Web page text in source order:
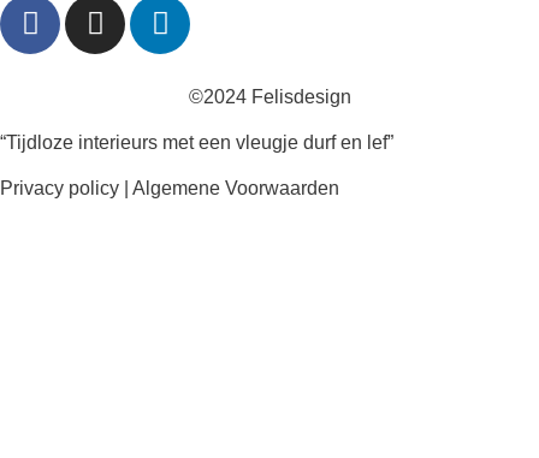
©2024 Felisdesign
“Tijdloze interieurs met een vleugje durf en lef”
Privacy policy Algemene Voorwaarden